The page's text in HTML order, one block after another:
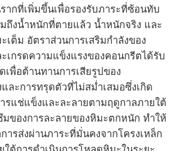
ากที่เพิ่มขึ้นเพื่อรองรับภาระที่ซ้อนทับ
ถึงน้ำหนักที่ตายแล้ว น้ำหนักจริง และ
ต็ม อัตราส่วนการเสริมกำลังของ
เกรดความแข็งแรงของคอนกรีตได้รับ
เพื่อต้านทานการเสียรูปของ
ละการทรุดตัวที่ไม่สม่ำเสมอซึ่งเกิด
รแช่แข็งและละลายตามฤดูกาลภายใต้
มของการละลายของหิมะตกหนัก ทำให้
ารส่งผ่านภาระที่มั่นคงจากโครงเหล็ก